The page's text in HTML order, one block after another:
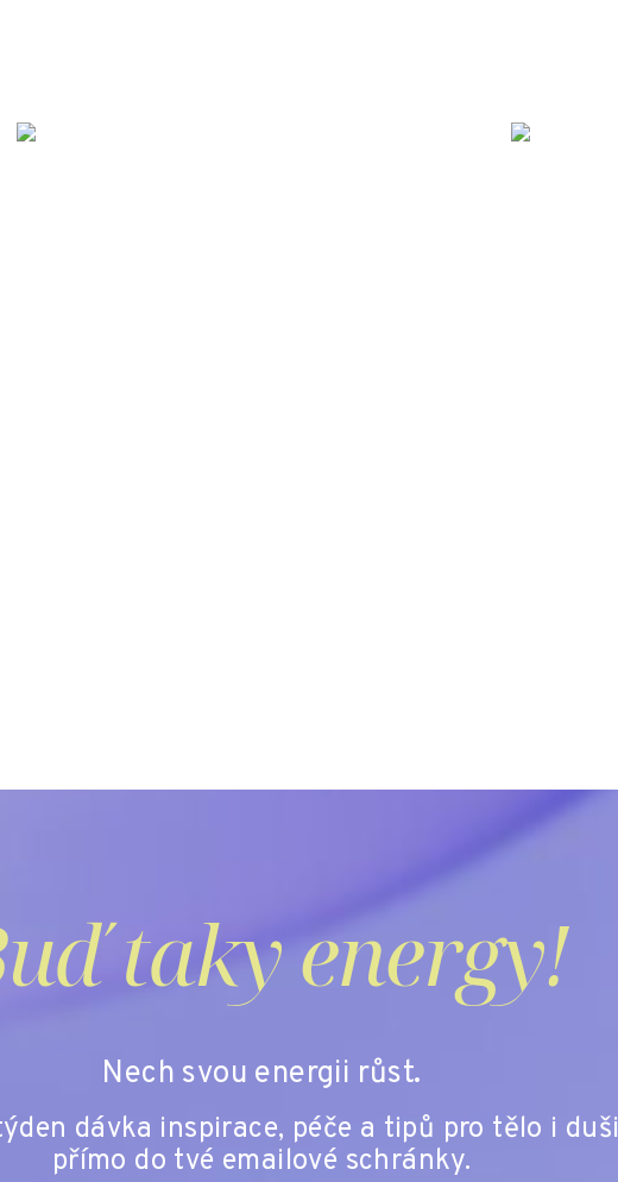
taky energy!
Nech svou energii růst.
dávka inspirace, péče a tipů pro tělo i duši
přímo do tvé emailové schránky.